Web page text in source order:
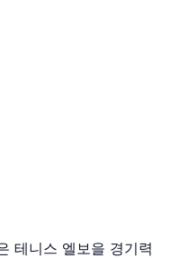
테니스 엘보을 경기력